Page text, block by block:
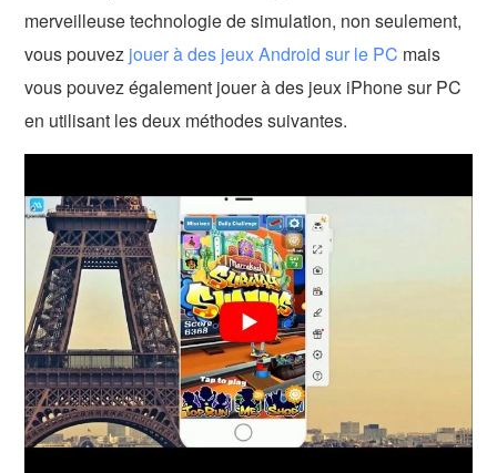
merveilleuse technologie de simulation, non seulement,
vous pouvez jouer à des jeux Android sur le PC mais
vous pouvez également jouer à des jeux iPhone sur PC
en utilisant les deux méthodes suivantes.